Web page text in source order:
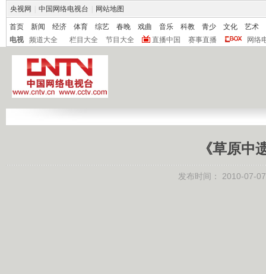
央视网 中国网络电视台 网站地图
首页 新闻 经济 体育 综艺 春晚 戏曲 音乐 科教 青少 文化
艺术
电视
频道大全 栏目大全 节目大全 直播中国 赛事直播 网络
《草原中
发布时间： 2010-07-